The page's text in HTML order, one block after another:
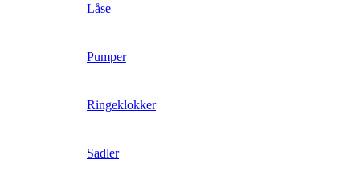
Låse
Pumper
Ringeklokker
Sadler